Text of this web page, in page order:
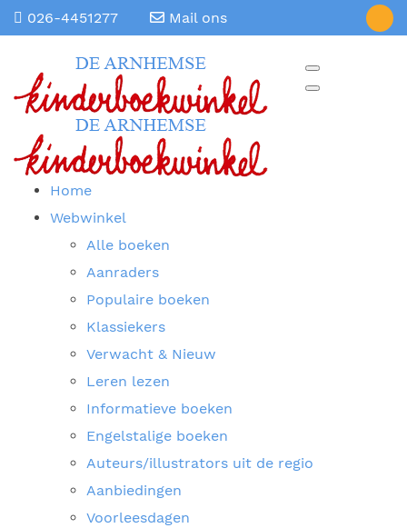
026-4451277 Mail ons
Home
Webwinkel
Alle boeken
Aanraders
Populaire boeken
Klassiekers
Verwacht & Nieuw
Leren lezen
Informatieve boeken
Engelstalige boeken
Auteurs/illustrators uit de regio
Aanbiedingen
Voorleesdagen